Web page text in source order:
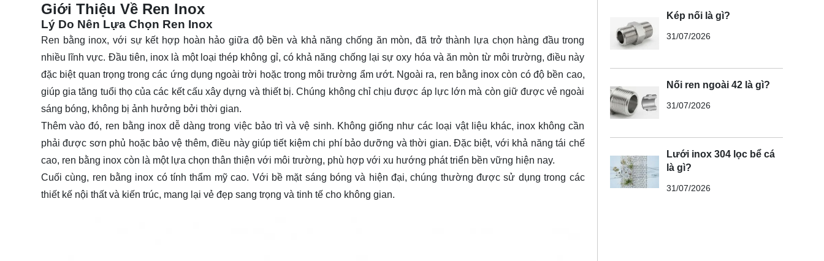
Giới Thiệu Về Ren Inox
Lý Do Nên Lựa Chọn Ren Inox
Ren bằng inox, với sự kết hợp hoàn hảo giữa độ bền và khả năng chống ăn mòn, đã trở thành lựa chọn hàng đầu trong
nhiều lĩnh vực. Đầu tiên, inox là một loại thép không gỉ, có khả năng chống lại sự oxy hóa và ăn mòn từ môi trường, điều này
đặc biệt quan trọng trong các ứng dụng ngoài trời hoặc trong môi trường ẩm ướt. Ngoài ra, ren bằng inox còn có độ bền cao,
giúp gia tăng tuổi thọ của các kết cấu xây dựng và thiết bị. Chúng không chỉ chịu được áp lực lớn mà còn giữ được vẻ ngoài
sáng bóng, không bị ảnh hưởng bởi thời gian.
Thêm vào đó, ren bằng inox dễ dàng trong việc bảo trì và vệ sinh. Không giống như các loại vật liệu khác, inox không cần
phải được sơn phủ hoặc bảo vệ thêm, điều này giúp tiết kiệm chi phí bảo dưỡng và thời gian. Đặc biệt, với khả năng tái chế
cao, ren bằng inox còn là một lựa chọn thân thiện với môi trường, phù hợp với xu hướng phát triển bền vững hiện nay.
Cuối cùng, ren bằng inox có tính thẩm mỹ cao. Với bề mặt sáng bóng và hiện đại, chúng thường được sử dụng trong các
thiết kế nội thất và kiến trúc, mang lại vẻ đẹp sang trọng và tinh tế cho không gian.
Kép nối là gì?
31/07/2026
Nối ren ngoài 42 là gì?
31/07/2026
Lưới inox 304 lọc bể cá
là gì?
31/07/2026